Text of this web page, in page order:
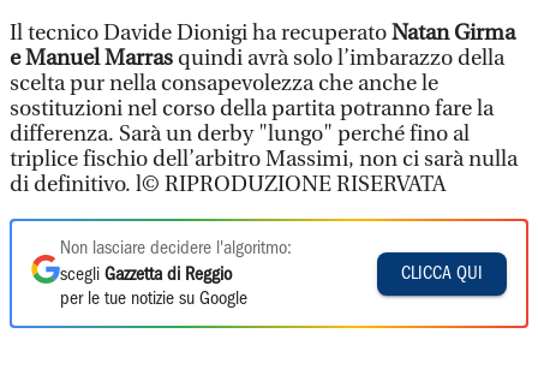
Il tecnico Davide Dionigi ha recuperatoNatan Girma
e Manuel Marras quindi avrà solo l’imbarazzo della
scelta pur nella consapevolezza che anche le
sostituzioni nel corso della partita potranno fare la
differenza. Sarà un derby "lungo" perché fino al
triplice fischio dell’arbitro Massimi, non ci sarà nulla
di definitivo. l© RIPRODUZIONE RISERVATA
Non lasciare decidere l'algoritmo:
scegli Gazzetta di Reggio
per le tue notizie su Google
CLICCA QUI